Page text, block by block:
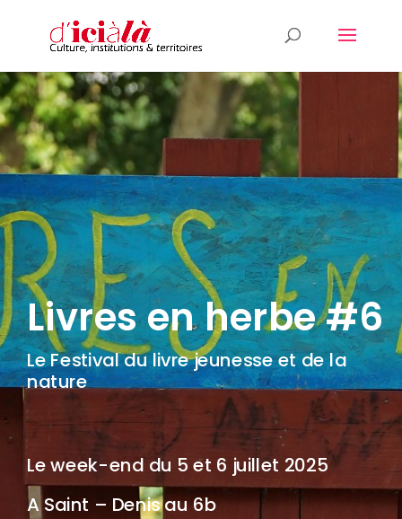
Livres en herbe #6
Le Festival du livre jeunesse et de la
nature
Le week-end du 5 et 6 juillet 2025
A Saint – Denis au 6b